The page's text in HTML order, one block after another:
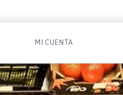
MI CUENTA